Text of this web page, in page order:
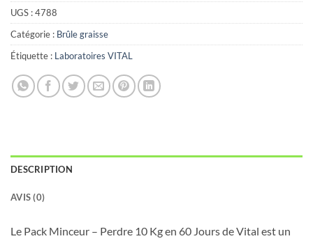
UGS :4788
Catégorie : Brûle graisse
Étiquette : Laboratoires VITAL
DESCRIPTION
AVIS (0)
Le Pack Minceur – Perdre 10 Kg en 60 Jours de Vital est un